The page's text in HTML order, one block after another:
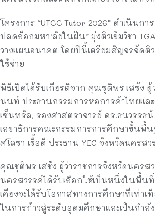
โครงการ “UTCC Tutor 2026” ดำเนินก
ปลดล็อกมหา’ลัยในฝัน” มุ่งติวเข้มวิชา
วางแผนอนาคต โดยปีนี้เตรียมสัญจรจัดติ
ใช้จ่าย
พิธีเปิดได้รับเกียรติจาก คุณชุติพร เสชัง
นนท์ ประธานกรรมการหอการค้าไทยแล
เซ็นทรัล, รองศาสตราจารย์ ดร.ธนวรร
เลขาธิการคณะกรรมการการศึกษาขั้นพื้
ศโลชา เชื้อดี ประธาน YEC จังหวัดนครสว
คุณชุติพร เสชัง ผู้ว่าราชการจังหวัดนครส
นครสวรรค์ได้รับเลือกให้เป็นหนึ่งในพื้น
เคียงจะได้รับโอกาสทางการศึกษาที่เท่า
ในการก้าวสู่ระดับอุดมศึกษาและเป็นกำลั